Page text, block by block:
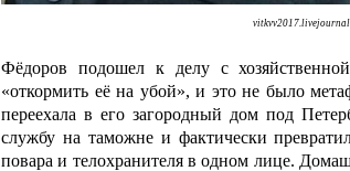
Фёдоров подошел к делу с
«откормить её на убой», и это не было
переехала в его загородный дом под
службу на таможне и фактически
повара и телохранителя в одном лице.